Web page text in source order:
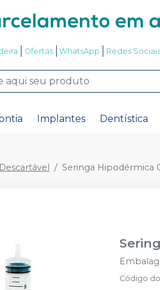
Ofertas WhatsApp Redes Sociais
Implantes Dentística
Seringa Hipodérmica
Código